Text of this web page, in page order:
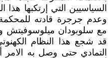
وعدم جرجرة قادته للمحکمة
مع سلوبودان ميلوسوفيتش
قد شجع هذا النظام